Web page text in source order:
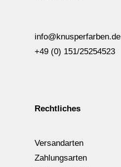
info@knusperfarben.de
+49 (0) 151/25254523
Rechtliches
Versandarten
Zahlungsarten